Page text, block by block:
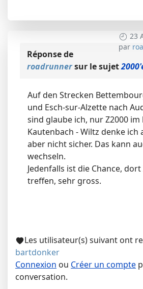
23
par
Réponse de
roadrunnersur le sujet
Auf den Strecken
und Esch-sur-Alzette nach
sind glaube ich, nur Z2000 im
Kautenbach - Wiltz denke ich
aber nicht sicher. Das kann
wechseln.
Jedenfalls ist die Chance, dort
treffen, sehr gross.
Les utilisateur(s) suivant ont
bartdonker
Connexion ou Créer un compte
conversation.